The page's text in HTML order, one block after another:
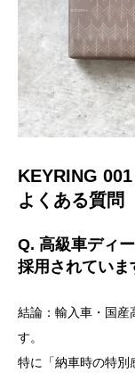
KEYRING
よくある質問
Q. 高級車ディ
採用されていま
結論：輸入車・国産
す。
特に「納車時の特別